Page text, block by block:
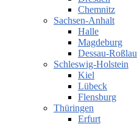
Chemnitz
Sachsen-Anhalt
Halle
Magdeburg
Dessau-Roßlau
Schleswig-Holstein
Kiel
Lübeck
Flensburg
Thüringen
Erfurt